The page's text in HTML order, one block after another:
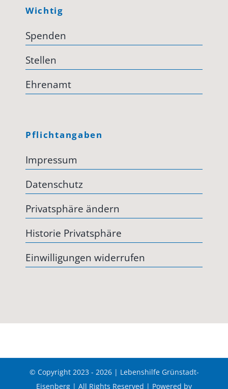
Wichtig
Spenden
Stellen
Ehrenamt
Pflichtangaben
Impressum
Datenschutz
Privatsphäre ändern
Historie Privatsphäre
Einwilligungen widerrufen
© Copyright 2023 - 2026 | Lebenshilfe Grünstadt-
Eisenberg | All Rights Reserved | Powered by